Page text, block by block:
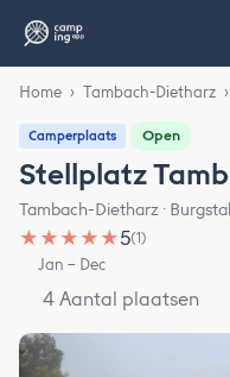
Home › Tambach-Dietharz ›
Camperplaats Open
Stellplatz
Tambach-Dietharz ·
★ ★ ★ ★ ★5(1)
Jan – Dec
4 Aantal plaatsen